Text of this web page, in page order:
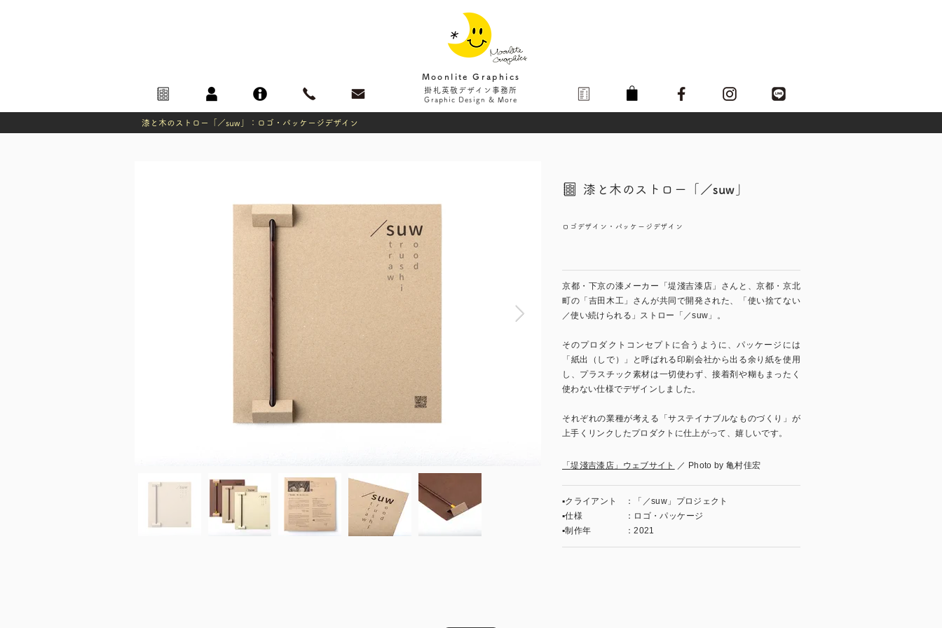
Moonlite Graphics
掛札英敬デザイン事務所
Graphic Design & More
漆と木のストロー「／suw」：ロゴ・パッケージデザイン
漆と木のストロー「 ／suw
ロゴデザイン・パッケージデザイン
京都・下京の漆メーカー「堤淺吉漆店」さんと、京都・京北
町の「吉田木工」さんが共同で開発された、「使い捨てない
／使い続けられる」ストロー「／suw」。
そのプロダクトコンセプトに合うように、パッケージには
「紙出（しで）」と呼ばれる印刷会社から出る余り紙を使用
し、プラスチック素材は一切使わず、接着剤や糊もまったく
使わない仕様でデザインしました。
それぞれの業種が考える「サステイナブルなものづくり」が
上手くリンクしたプロダクトに仕上がって、嬉しいです。
「堤淺吉漆店」ウェブサイト ／ Photo by 亀村佳宏
▪︎クライアント
▪︎仕様
▪︎制作年
：「／suw」プロジェクト
：ロゴ・パッケージ
：​2021